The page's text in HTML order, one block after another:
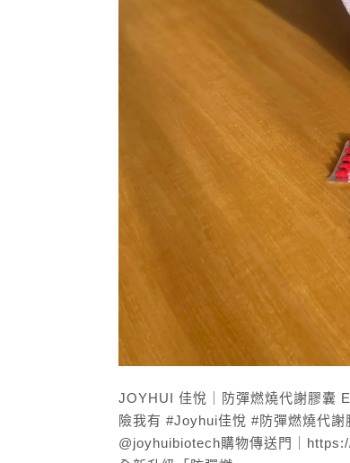
JOYHUI 佳悅｜防彈燃燒代謝膠囊
險我有 #Joyhui佳悅 #防彈燃燒代
@joyhuibiotech購物傳送門｜